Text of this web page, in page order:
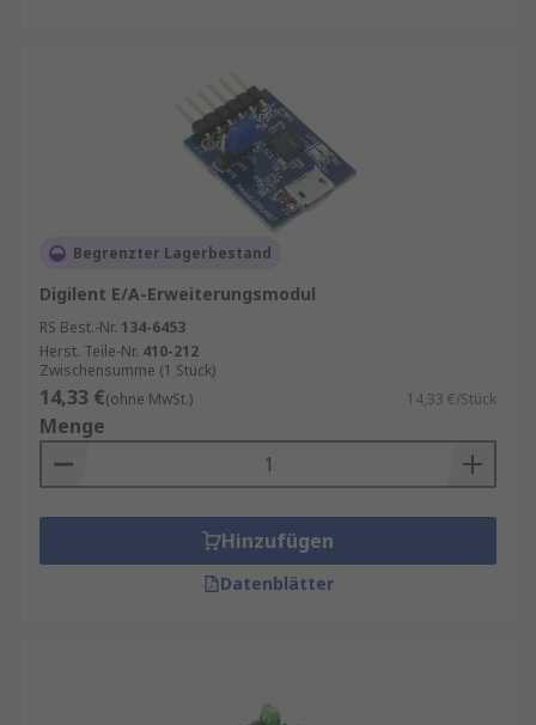
Begrenzter Lagerbestand
Digilent E/A-Erweiterungsmodul
RS Best.-Nr. 134-6453
Herst. Teile-Nr. 410-212
Zwischensumme (1 Stück)
14,33 €(ohne MwSt.) 14,33 €/Stück
Menge
Hinzufügen
Datenblätter